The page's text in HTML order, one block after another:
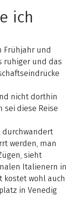
ich
Frühjahr und
ruhiger und das
nicht dorthin
sei diese Reise
durchwandert
werden, man
sieht
Italienern in
kostet wohl auch
in Venedig